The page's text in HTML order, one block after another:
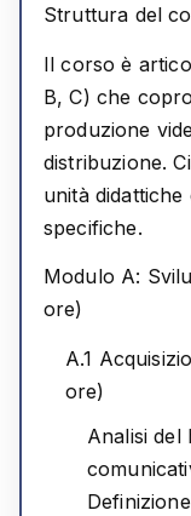
Struttura del
Il corso è
B, C) che
produzione
distribuzione.
unità
specifiche.
Modulo A:
ore)
A.1
ore)
Analisi del